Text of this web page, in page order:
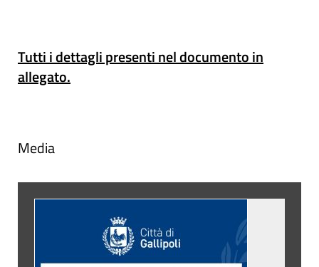
Tutti i dettagli presenti nel documento in
allegato.
Media